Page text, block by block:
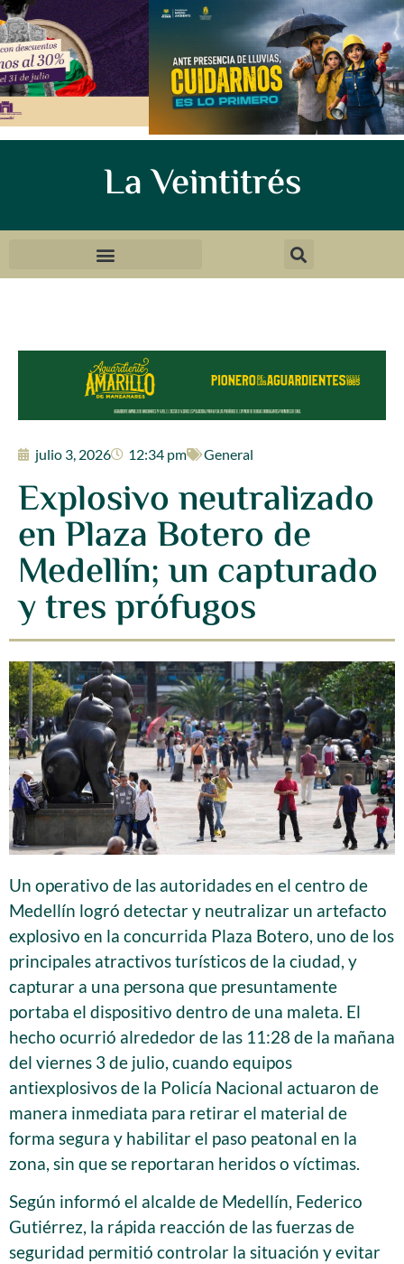
La Veintitrés
julio 3, 2026 12:34 pm General
Explosivo neutralizado
en Plaza Botero de
Medellín; un capturado
y tres prófugos
Un operativo de las autoridades en el centro de
Medellín logró detectar y neutralizar un artefacto
explosivo en la concurrida Plaza Botero, uno de los
principales atractivos turísticos de la ciudad, y
capturar a una persona que presuntamente
portaba el dispositivo dentro de una maleta. El
hecho ocurrió alrededor de las 11:28 de la mañana
del viernes 3 de julio, cuando equipos
antiexplosivos de la Policía Nacional actuaron de
manera inmediata para retirar el material de
forma segura y habilitar el paso peatonal en la
zona, sin que se reportaran heridos o víctimas.
Según informó el alcalde de Medellín, Federico
Gutiérrez, la rápida reacción de las fuerzas de
seguridad permitió controlar la situación y evitar